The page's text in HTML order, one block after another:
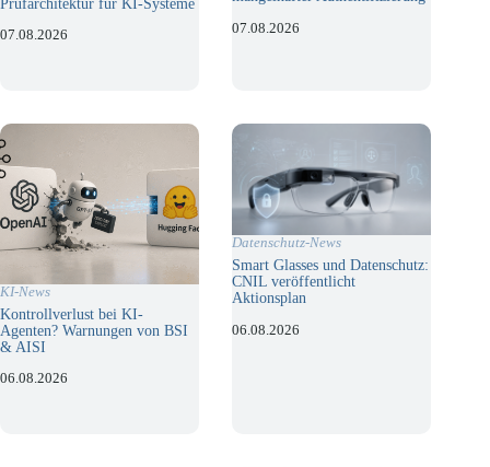
07.08.2026 07.08.2026
KI-News
Kontrollverlust bei KI-
Agenten? Warnungen von BSI
& AISI
06.08.2026
Datenschutz-News
Smart Glasses und Datenschutz:
CNIL veröffentlicht
Aktionsplan
06.08.2026